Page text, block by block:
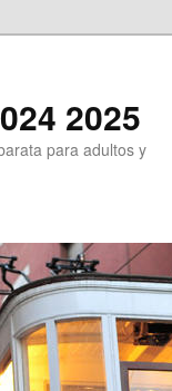
2025
para adultos y